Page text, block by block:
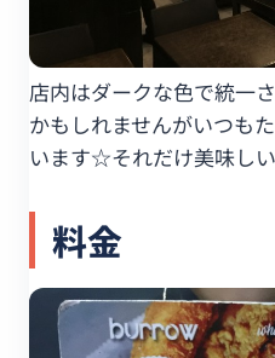
店内はダークな色で統一
かもしれませんがいつも
います☆それだけ美味し
料金